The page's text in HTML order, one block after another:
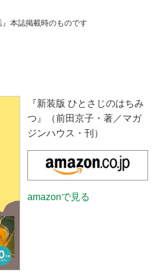
本誌掲載時のものです
『新装版 ひとさじのはちみ
つ』（前田京子・著／マガ
ジンハウス・刊）
amazonで見る